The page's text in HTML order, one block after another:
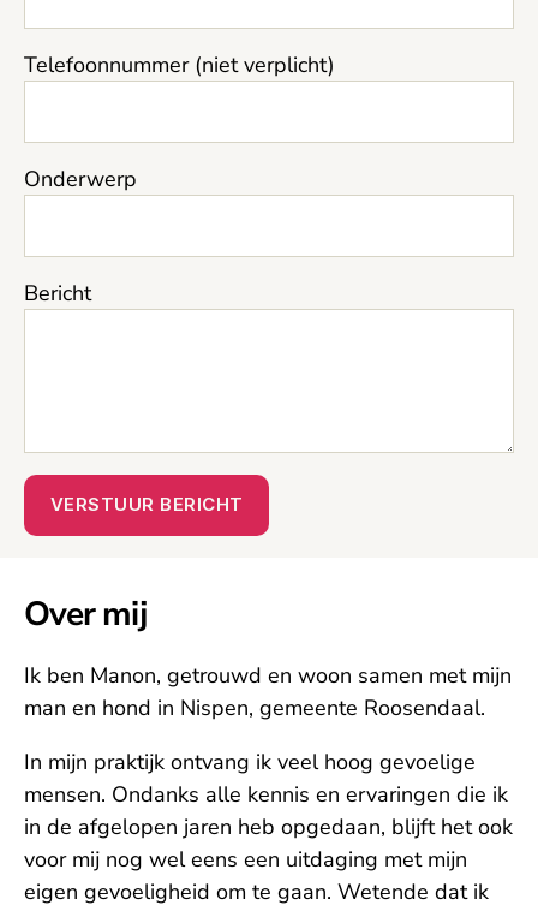
Telefoonnummer (niet verplicht)
Onderwerp
Bericht
Over mij
Ik ben Manon, getrouwd en woon samen met mijn
man en hond in Nispen, gemeente Roosendaal.
In mijn praktijk ontvang ik veel hoog gevoelige
mensen. Ondanks alle kennis en ervaringen die ik
in de afgelopen jaren heb opgedaan, blijft het ook
voor mij nog wel eens een uitdaging met mijn
eigen gevoeligheid om te gaan. Wetende dat ik